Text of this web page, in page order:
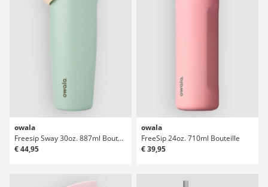
owala
Freesip Sway 30oz. 887ml Bouteille
€ 44,95
owala
FreeSip 24oz. 710ml Bouteille
€ 39,95